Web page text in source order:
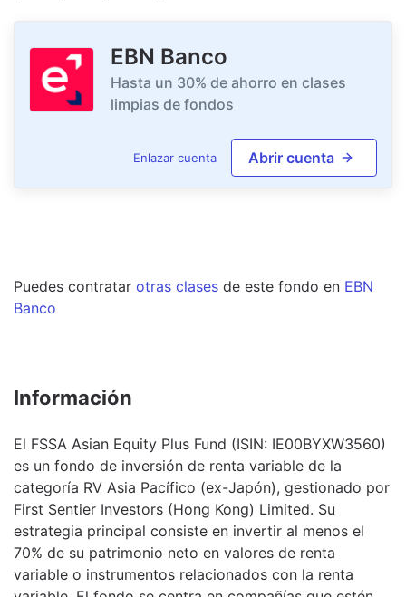
EBN Banco
Hasta un 30% de ahorro en clases
limpias de fondos
Enlazar cuenta Abrir cuenta
Puedes contratar otras clases de este fondo en EBN
Banco
Información
El FSSA Asian Equity Plus Fund (ISIN: IE00BYXW3560)
es un fondo de inversión de renta variable de la
categoría RV Asia Pacífico (ex-Japón), gestionado por
First Sentier Investors (Hong Kong) Limited. Su
estrategia principal consiste en invertir al menos el
70% de su patrimonio neto en valores de renta
variable o instrumentos relacionados con la renta